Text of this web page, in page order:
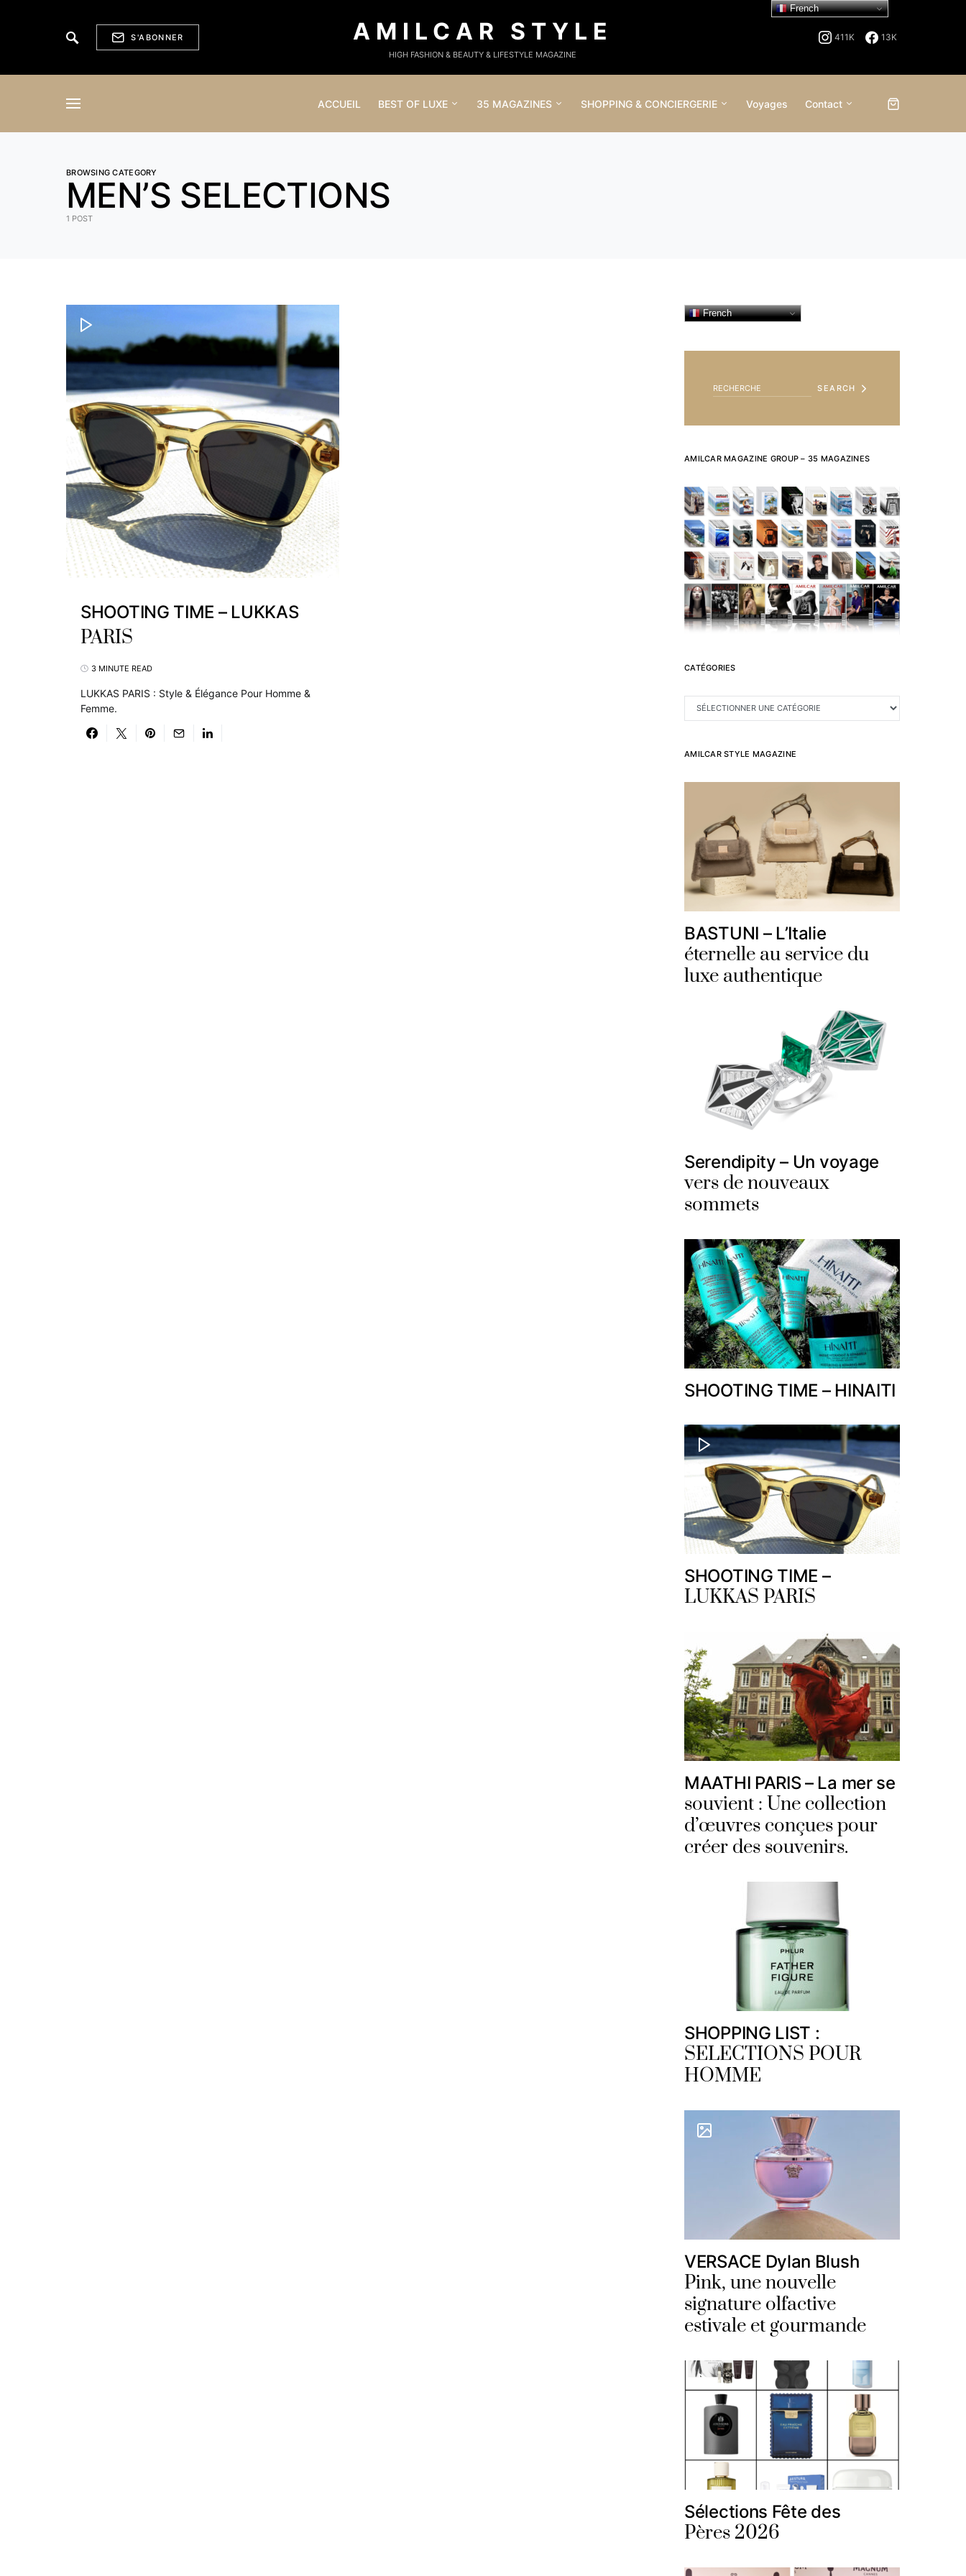
S'ABONNER AMILCAR STYLE
HIGH FASHION & BEAUTY & LIFESTYLE MAGAZINE
411K 13K
ACCUEIL BEST OF LUXE 35 MAGAZINES SHOPPING & CONCIERGERIE Voyages Contact
BROWSING CATEGORY
MEN’S SELECTIONS
1 POST
SHOOTING TIME – LUKKAS
PARIS
3 MINUTE READ
LUKKAS PARIS : Style & Élégance Pour Homme &
Femme.
French
SEARCH
AMILCAR MAGAZINE GROUP – 35 MAGAZINES
CATÉGORIES
CATÉGORIES
AMILCAR STYLE MAGAZINE
BASTUNI – L’Italie
éternelle au service du
luxe authentique
Serendipity – Un voyage
vers de nouveaux
sommets
SHOOTING TIME – HINAITI
SHOOTING TIME –
LUKKAS PARIS
MAATHI PARIS – La mer se
souvient : Une collection
d’œuvres conçues pour
créer des souvenirs.
SHOPPING LIST :
SELECTIONS POUR
HOMME
VERSACE Dylan Blush
Pink, une nouvelle
signature olfactive
estivale et gourmande
Sélections Fête des
Pères 2026
French